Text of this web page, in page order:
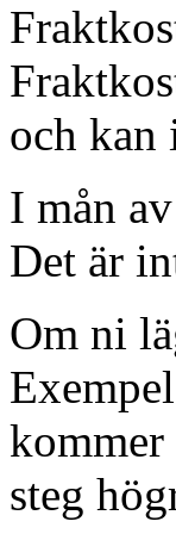
och kan
I mån
Det är
Om ni
kommer
steg